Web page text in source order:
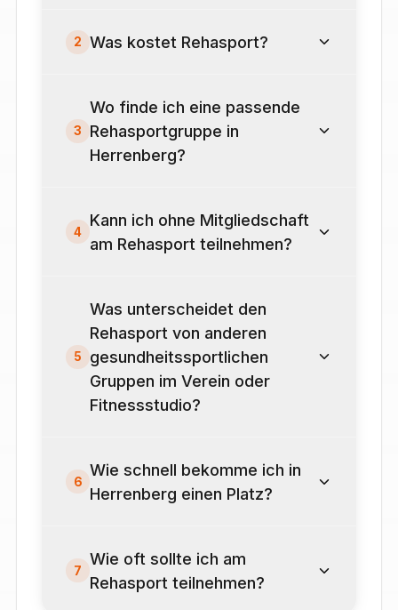
2 Was kostet Rehasport?
3
Wo finde ich eine passende
Rehasportgruppe in
Herrenberg?
4
Kann ich ohne Mitgliedschaft
am Rehasport teilnehmen?
5
Was unterscheidet den
Rehasport von anderen
gesundheitssportlichen
Gruppen im Verein oder
Fitnessstudio?
6
Wie schnell bekomme ich in
Herrenberg einen Platz?
7
Wie oft sollte ich am
Rehasport teilnehmen?